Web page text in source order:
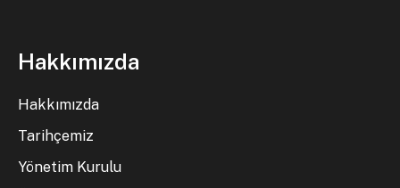
Hakkımızda
Hakkımızda
Tarihçemiz
Yönetim Kurulu